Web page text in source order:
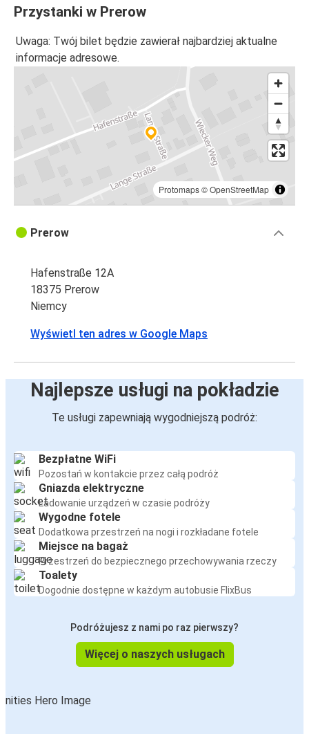
Przystanki w Prerow
Uwaga: Twój bilet będzie zawierał najbardziej aktualne
informacje adresowe.
Protomaps©OpenStreetMap
Prerow
Hafenstraße 12A
18375 Prerow
Niemcy
Wyświetl ten adres w Google Maps
Najlepsze usługi na pokładzie
Te usługi zapewniają wygodniejszą podróż:
Bezpłatne WiFi
Pozostań w kontakcie przez całą podróż
Gniazda elektryczne
Ładowanie urządzeń w czasie podróży
Wygodne fotele
Dodatkowa przestrzeń na nogi i rozkładane fotele
Miejsce na bagaż
Przestrzeń do bezpiecznego przechowywania rzeczy
Toalety
Dogodnie dostępne w każdym autobusie FlixBus
Podróżujesz z nami po raz pierwszy?
Więcej o naszych usługach